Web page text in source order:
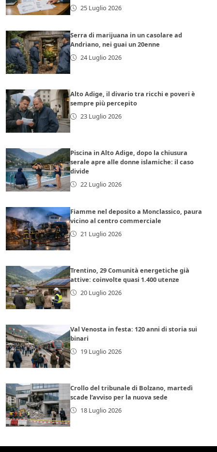
25 Luglio 2026
Serra di marijuana in un casolare ad
Andriano, nei guai un 20enne
24 Luglio 2026
Alto Adige, il divario tra ricchi e poveri è
sempre più percepito
23 Luglio 2026
Piscina in Alto Adige, dopo la chiusura
serale apre alle donne islamiche: il caso
divide
22 Luglio 2026
Fiamme nel deposito a Monclassico, paura
vicino al centro commerciale
21 Luglio 2026
Trentino, 29 Comunità energetiche già
attive: coinvolte quasi 1.400 utenze
20 Luglio 2026
Val Venosta in festa: 120 anni di storia sui
binari
19 Luglio 2026
Crollo del tribunale di Bolzano, martedì
scade l’avviso per la nuova sede
18 Luglio 2026